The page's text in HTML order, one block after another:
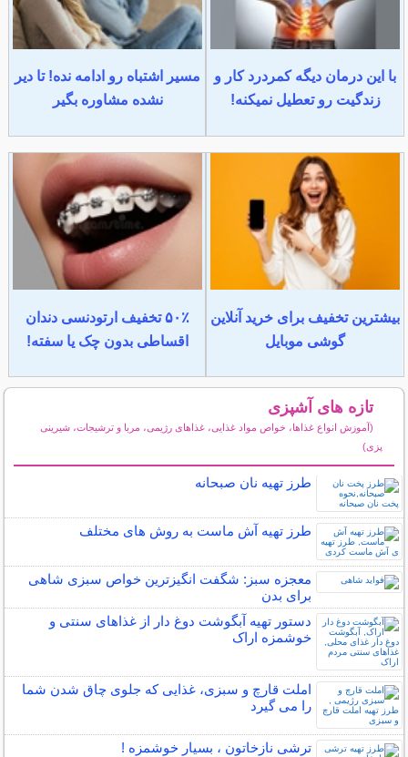
با این درمان دیگه کمردرد کار و
زندگیت رو تعطیل نمیکنه!
مسیر اشتباه رو ادامه نده! تا دیر
نشده مشاوره بگیر
بیشترین تخفیف برای خرید آنلاین
گوشی موبایل
۵۰٪ تخفیف ارتودنسی دندان
اقساطی بدون چک یا سفته!
تازه های آشپزی
(آموزش انواع غذاها، خواص مواد غذایی، غذاهای رژیمی، مربا و ترشیجات، شیرینی
پزی)
طرز تهیه نان صبحانه
طرز تهیه آش ماست به روش های مختلف
معجزه سبز: شگفت انگیزترین خواص سبزی شاهی
برای بدن
دستور تهیه آبگوشت دوغ دار از غذاهای سنتی و
خوشمزه اراک
املت قارچ و سبزی، غذایی که جلوی چاق شدن شما
را می گیرد
ترشی نازخاتون ، بسیار خوشمزه !